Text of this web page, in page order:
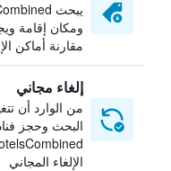
ومكان إقامة
مقارنة أماكن
إلغاء مجاني
من الوارد أن
البحث وحجز
الإلغاء المجاني